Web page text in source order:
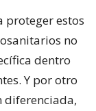
proteger estos
no
dentro
Y por otro
diferenciada,